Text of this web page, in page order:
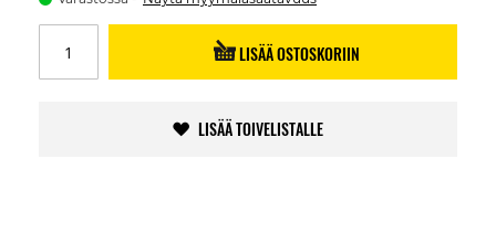
LISÄÄ OSTOSKORIIN
LISÄÄ TOIVELISTALLE